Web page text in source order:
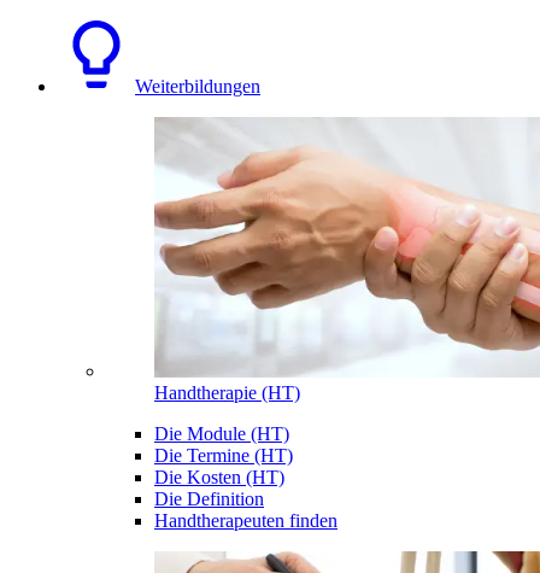
Weiterbildungen
Handtherapie (HT)
Die Module (HT)
Die Termine (HT)
Die Kosten (HT)
Die Definition
Handtherapeuten finden